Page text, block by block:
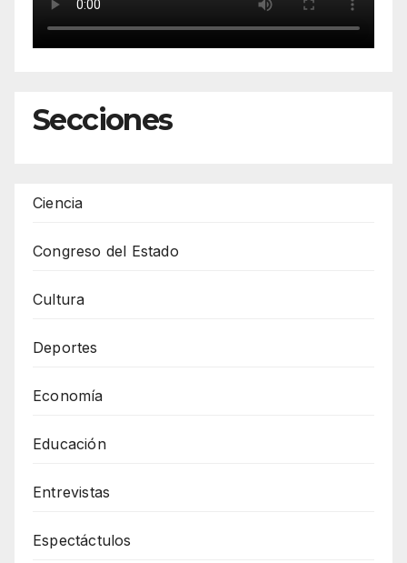
Secciones
Ciencia
Congreso del Estado
Cultura
Deportes
Economía
Educación
Entrevistas
Espectáctulos